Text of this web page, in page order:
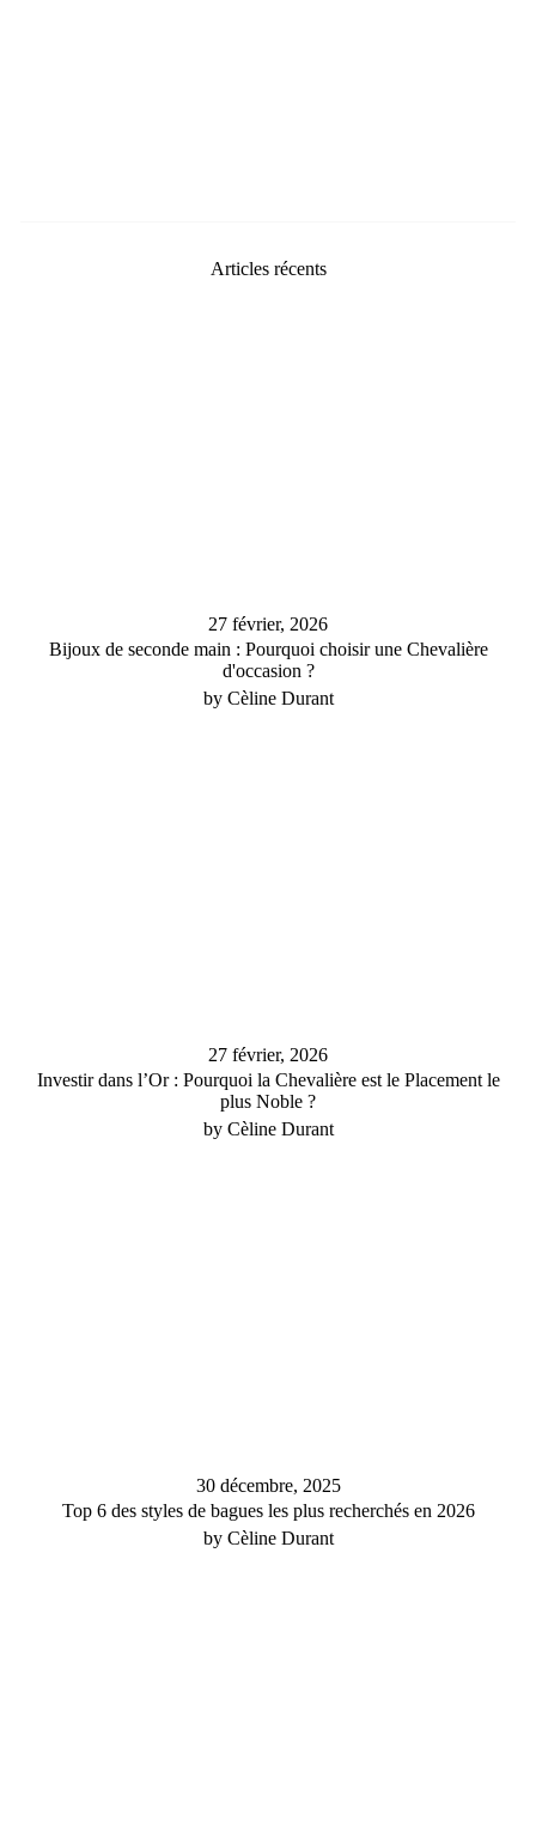
Articles récents
27 février, 2026
Bijoux de seconde main : Pourquoi choisir une Chevalière
d'occasion ?
by Cèline Durant
27 février, 2026
Investir dans l’Or : Pourquoi la Chevalière est le Placement le
plus Noble ?
by Cèline Durant
30 décembre, 2025
Top 6 des styles de bagues les plus recherchés en 2026
by Cèline Durant